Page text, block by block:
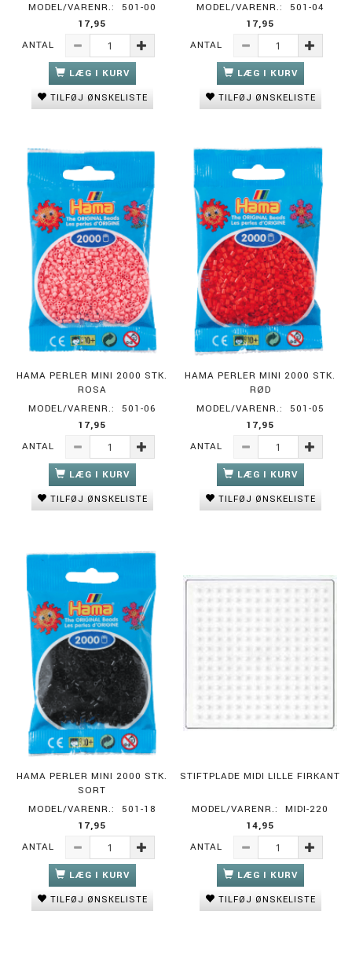
MODEL/VARENR.:
501-00
17,95
ANTAL
LÆG I KURV
TILFØJ ØNSKELISTE
MODEL/VARENR.:
501-04
17,95
ANTAL
LÆG I KURV
TILFØJ ØNSKELISTE
HAMA PERLER MINI 2000 STK.
ROSA
MODEL/VARENR.:
501-06
17,95
ANTAL
LÆG I KURV
TILFØJ ØNSKELISTE
HAMA PERLER MINI 2000 STK.
RØD
MODEL/VARENR.:
501-05
17,95
ANTAL
LÆG I KURV
TILFØJ ØNSKELISTE
HAMA PERLER MINI 2000 STK.
SORT
MODEL/VARENR.:
501-18
17,95
ANTAL
LÆG I KURV
TILFØJ ØNSKELISTE
STIFTPLADE MIDI LILLE FIRKANT
MODEL/VARENR.:
MIDI-220
14,95
ANTAL
LÆG I KURV
TILFØJ ØNSKELISTE